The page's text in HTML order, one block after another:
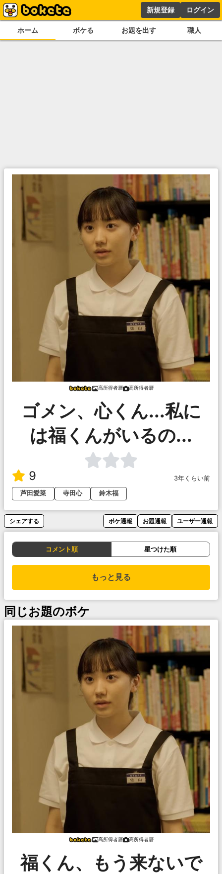
新規登録 ログイン
ホーム ボケる お題を出す 職人
高所得者層 高所得者層
ゴメン、心くん...私に
は福くんがいるの...
9
3年くらい前
芦田愛菜
寺田心 鈴木福
シェアする ボケ通報 お題通報 ユーザー通報
コメント順 星つけた順
もっと見る
同じお題のボケ
高所得者層 高所得者層
福くん、もう来ないで